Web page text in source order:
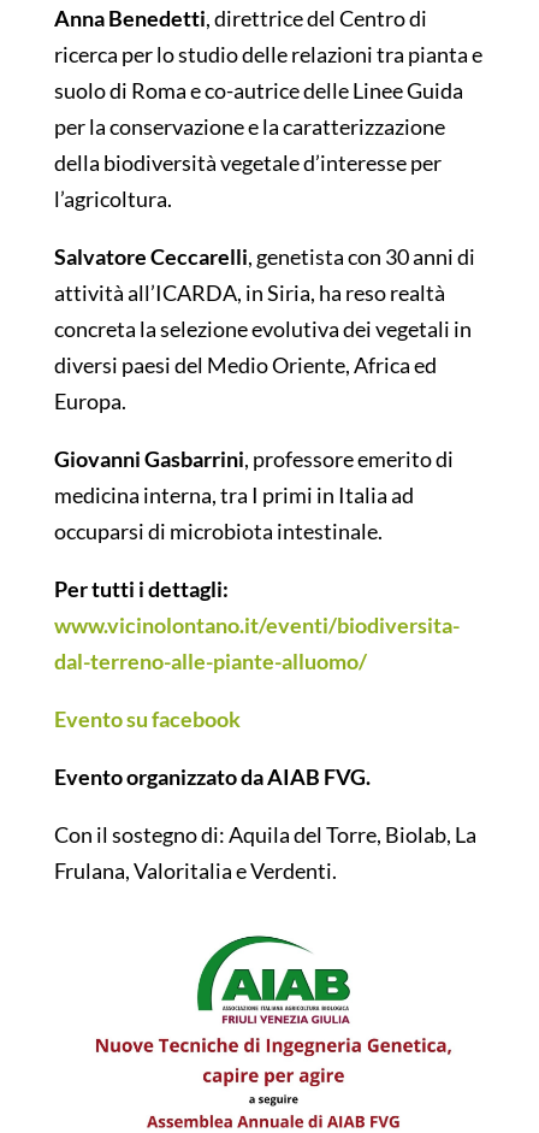
Anna Benedetti, direttrice del Centro di
ricerca per lo studio delle relazioni tra pianta e
suolo di Roma e co-autrice delle Linee Guida
per la conservazione e la caratterizzazione
della biodiversità vegetale d’interesse per
l’agricoltura.
Salvatore Ceccarelli, genetista con 30 anni di
attività all’ICARDA, in Siria, ha reso realtà
concreta la selezione evolutiva dei vegetali in
diversi paesi del Medio Oriente, Africa ed
Europa.
Giovanni Gasbarrini, professore emerito di
medicina interna, tra I primi in Italia ad
occuparsi di microbiota intestinale.
Per tutti i dettagli:
www.vicinolontano.it/eventi/biodiversita-
dal-terreno-alle-piante-alluomo/
Evento su facebook
Evento organizzato da AIAB FVG.
Con il sostegno di: Aquila del Torre, Biolab, La
Frulana, Valoritalia e Verdenti.